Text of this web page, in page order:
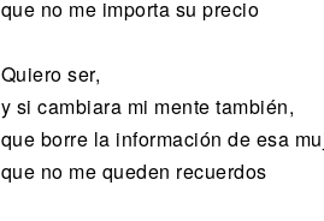
que no me importa su precio
Quiero ser,
y si cambiara mi mente también,
que borre la información de esa
que no me queden recuerdos